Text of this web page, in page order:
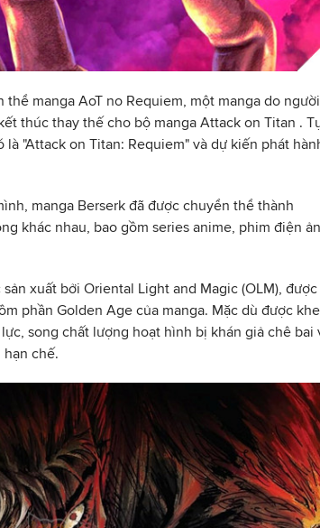
manga AoT no Requiem, một manga do người
thúc thay thế cho bộ manga Attack on Titan .
"Attack on Titan: Requiem" và dự kiến phát
manga Berserk đã được chuyển thể thành
khác nhau, bao gồm series anime, phim điện
xuất bởi Oriental Light and Magic (OLM), được
phần Golden Age của manga. Mặc dù được
song chất lượng hoạt hình bị khán giả chê bai
hạn chế.